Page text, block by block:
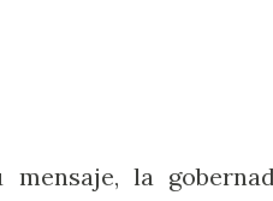
mensaje, la